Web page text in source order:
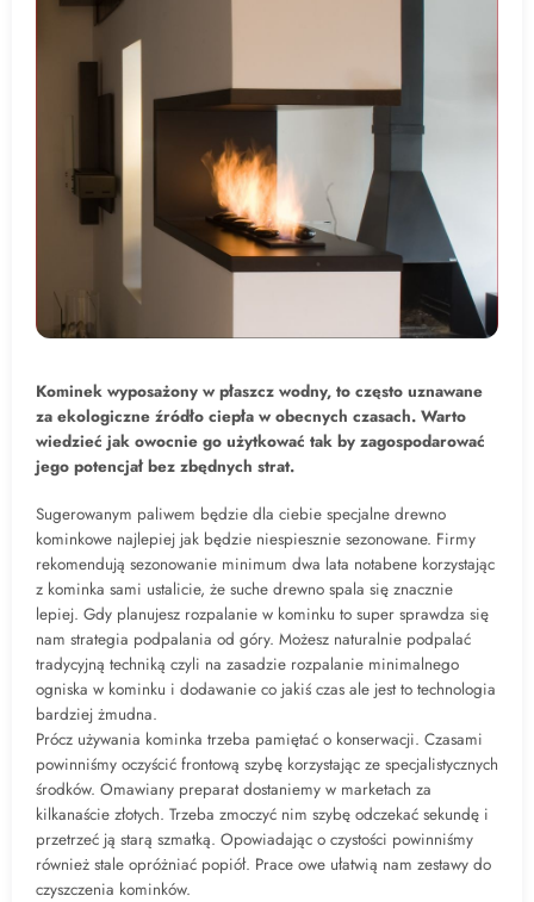
Kominek wyposażony w płaszcz wodny, to często uznawane
za ekologiczne źródło ciepła w obecnych czasach. Warto
wiedzieć jak owocnie go użytkować tak by zagospodarować
jego potencjał bez zbędnych strat.
Sugerowanym paliwem będzie dla ciebie specjalne drewno
kominkowe najlepiej jak będzie niespiesznie sezonowane. Firmy
rekomendują sezonowanie minimum dwa lata notabene korzystając
z kominka sami ustalicie, że suche drewno spala się znacznie
lepiej. Gdy planujesz rozpalanie w kominku to super sprawdza się
nam strategia podpalania od góry. Możesz naturalnie podpalać
tradycyjną techniką czyli na zasadzie rozpalanie minimalnego
ogniska w kominku i dodawanie co jakiś czas ale jest to technologia
bardziej żmudna.
Prócz używania kominka trzeba pamiętać o konserwacji. Czasami
powinniśmy oczyścić frontową szybę korzystając ze specjalistycznych
środków. Omawiany preparat dostaniemy w marketach za
kilkanaście złotych. Trzeba zmoczyć nim szybę odczekać sekundę i
przetrzeć ją starą szmatką. Opowiadając o czystości powinniśmy
również stale opróżniać popiół. Prace owe ułatwią nam zestawy do
czyszczenia kominków.